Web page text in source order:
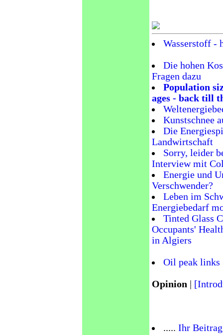
Wasserstoff -
Die hohen
Fragen dazu
Population
ages - back till
Kunstschnee
Die
Landwirtschaft
Sorry, leider
Interview mit
Energie und
Verschwender?
Leben im
Energiebedarf
Tinted Glass
Occupants'
in Algiers
Oil peak links
Opinion |
..... Ihr Beitrag